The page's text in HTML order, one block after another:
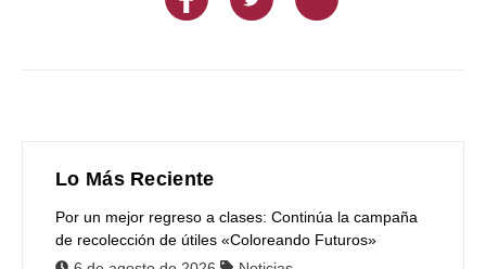
Lo Más Reciente
Por un mejor regreso a clases: Continúa la campaña
de recolección de útiles «Coloreando Futuros»